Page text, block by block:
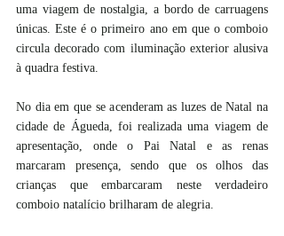
uma viagem de nostalgia, a bordo de carruagens
únicas. Este é o primeiro ano em que o comboio
circula decorado com iluminação exterior alusiva
à quadra festiva.
No dia em que se acenderam as luzes de Natal na
cidade de Águeda, foi realizada uma viagem de
apresentação, onde o Pai Natal e as renas
marcaram presença, sendo que os olhos das
crianças que embarcaram neste verdadeiro
comboio natalício brilharam de alegria.